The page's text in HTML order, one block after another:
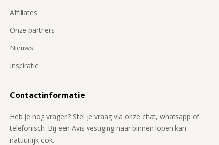
Affiliates
Onze partners
Nieuws
Inspiratie
Contactinformatie
Heb je nog vragen? Stel je vraag via onze chat, whatsapp of
telefonisch. Bij een Avis vestiging naar binnen lopen kan
natuurlijk ook.